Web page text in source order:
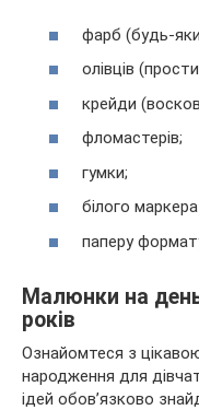
фарб (будь-
олівців
крейди
фломастерів;
гумки;
білого
паперу
Малюнки на
років
Ознайомтеся з
народження для
ідей обов’язково